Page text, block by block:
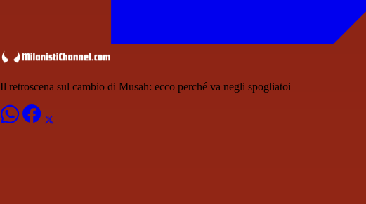
Il retroscena sul cambio di Musah: ecco perché va negli spogliatoi